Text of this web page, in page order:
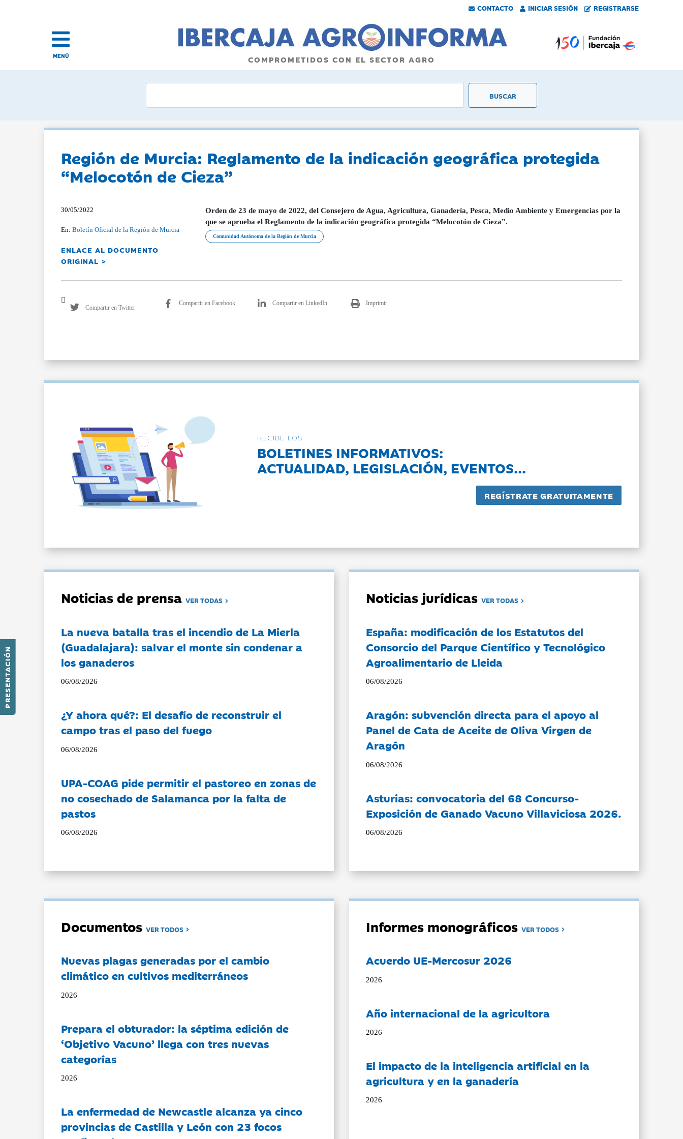
CONTACTO INICIAR SESIÓN REGISTRARSE
PRESENTACIÓN
MENÚ COMPROMETIDOS CON EL SECTOR AGRO
Región de Murcia: Reglamento de la indicación geográfica protegida
“Melocotón de Cieza”
30/05/2022
En:Boletín Oficial de la Región de Murcia
ENLACE AL DOCUMENTO
ORIGINAL >
Orden de 23 de mayo de 2022, del Consejero de Agua, Agricultura, Ganadería, Pesca, Medio Ambiente y Emergencias por la
que se aprueba el Reglamento de la indicación geográfica protegida “Melocotón de Cieza”.
Comunidad Autónoma de la Región de Murcia
Compartir en Twitter
Compartir en Facebook Compartir en LinkedIn Imprimir
RECIBE LOS
BOLETINES INFORMATIVOS:
ACTUALIDAD, LEGISLACIÓN, EVENTOS...
Noticias de prensaVER TODAS
La nueva batalla tras el incendio de La Mierla
(Guadalajara): salvar el monte sin condenar a
los ganaderos
06/08/2026
¿Y ahora qué?: El desafío de reconstruir el
campo tras el paso del fuego
06/08/2026
UPA-COAG pide permitir el pastoreo en zonas de
no cosechado de Salamanca por la falta de
pastos
06/08/2026
Noticias jurídicasVER TODAS
España: modificación de los Estatutos del
Consorcio del Parque Científico y Tecnológico
Agroalimentario de Lleida
06/08/2026
Aragón: subvención directa para el apoyo al
Panel de Cata de Aceite de Oliva Virgen de
Aragón
06/08/2026
Asturias: convocatoria del 68 Concurso-
Exposición de Ganado Vacuno Villaviciosa 2026.
06/08/2026
DocumentosVER TODOS
Nuevas plagas generadas por el cambio
climático en cultivos mediterráneos
2026
Prepara el obturador: la séptima edición de
‘Objetivo Vacuno’ llega con tres nuevas
categorías
2026
La enfermedad de Newcastle alcanza ya cinco
provincias de Castilla y León con 23 focos
Informes monográficosVER TODOS
Acuerdo UE-Mercosur 2026
2026
Año internacional de la agricultora
2026
El impacto de la inteligencia artificial en la
agricultura y en la ganadería
2026